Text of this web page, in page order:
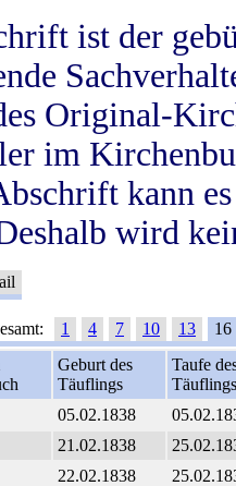
ist der
Original-
im
kann
wird
1 4 7 10 13
16
Geburt des
Täuflings
Taufe
Täuflings
05.02.1838
21.02.1838
22.02.1838